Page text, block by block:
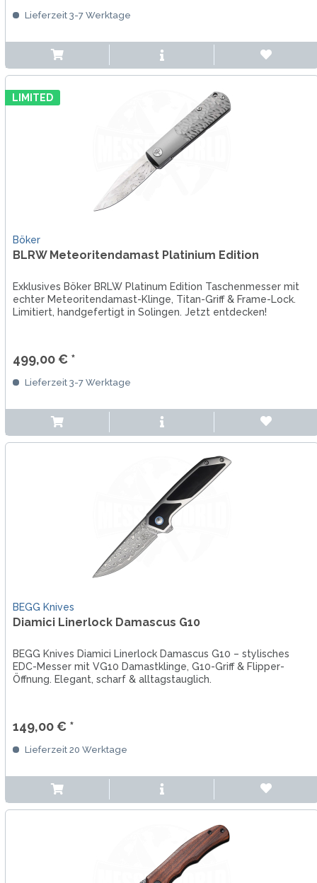
Lieferzeit 3-7 Werktage
LIMITED
Böker
BLRW Meteoritendamast Platinium Edition
Exklusives Böker BRLW Platinum Edition Taschenmesser mit
echter Meteoritendamast-Klinge, Titan-Griff & Frame-Lock.
Limitiert, handgefertigt in Solingen. Jetzt entdecken!
499,00 € *
Lieferzeit 3-7 Werktage
BEGG Knives
Diamici Linerlock Damascus G10
BEGG Knives Diamici Linerlock Damascus G10 – stylisches
EDC-Messer mit VG10 Damastklinge, G10-Griff & Flipper-
Öffnung. Elegant, scharf & alltagstauglich.
149,00 € *
Lieferzeit 20 Werktage